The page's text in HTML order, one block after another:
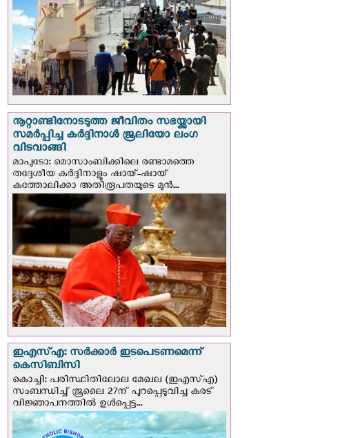
നൂറ്റാണ്ടിനോടടുത്ത ജീവിതം സഭയ്ക്കായി
സമർപ്പിച്ച കർദ്ദിനാൾ ജൂലിയോ ലംഗ
വിടവാങ്ങി
മാപുടോ: മൊസാംബിക്കിലെ രണ്ടാമത്തെ
തദ്ദേശീയ കർദ്ദിനാളും ഷായ്-ഷായ്
കത്തോലിക്കാ അതിരൂപതയുടെ മുന്‍...
ഇഎസ്എ: സര്‍ക്കാര്‍ ഇടപെടണമെന്ന്
കെ‌സി‌ബി‌സി
കൊച്ചി: പരിസ്ഥിതിലോല മേഖല (ഇഎസ്എ)
സംബന്ധിച്ച് ജൂലൈ 27ന് പുറപ്പെടുവിച്ച കരട്
വിജ്ഞാപനത്തിൽ ഉൾപ്പെട്ട...